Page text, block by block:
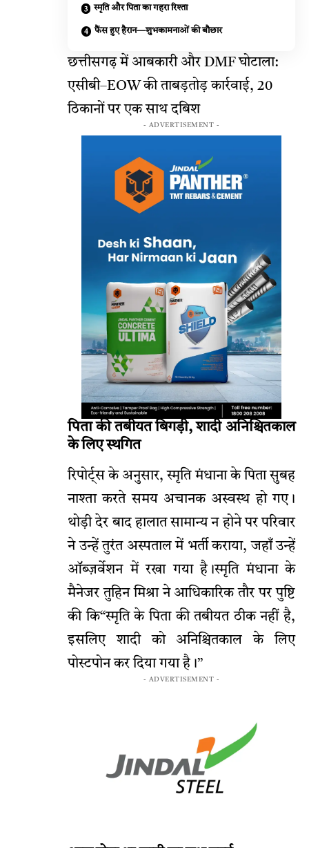
स्मृति और पिता का गहरा रिश्ता
फैंस हुए हैरान—शुभकामनाओं की बौछार
छत्तीसगढ़ में आबकारी और DMF घोटाला:
एसीबी–EOW की ताबड़तोड़ कार्रवाई, 20
ठिकानों पर एक साथ दबिश
- ADVERTISEMENT -
पिता की तबीयत बिगड़ी, शादी अनिश्चितकाल
के लिए स्थगित
रिपोर्ट्स के अनुसार, स्मृति मंधाना के पिता सुबह
नाश्ता करते समय अचानक अस्वस्थ हो गए।
थोड़ी देर बाद हालात सामान्य न होने पर परिवार
ने उन्हें तुरंत अस्पताल में भर्ती कराया, जहाँ उन्हें
ऑब्ज़र्वेशन में रखा गया है।स्मृति मंधाना के
मैनेजर तुहिन मिश्रा ने आधिकारिक तौर पर पुष्टि
की कि“स्मृति के पिता की तबीयत ठीक नहीं है,
इसलिए शादी को अनिश्चितकाल के लिए
पोस्टपोन कर दिया गया है।”
- ADVERTISEMENT -